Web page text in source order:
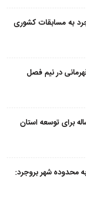
به مسابقات کشوری
در نیم فصل